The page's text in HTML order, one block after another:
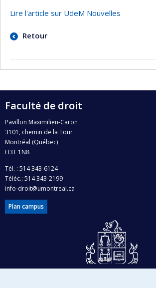
Lire l'article sur UdeM Nouvelles
Retour
Faculté de droit
Pavillon Maximilien-Caron
3101, chemin de la Tour
Montréal (Québec)
H3T 1N8
Tél. : 514 343-6124
Téléc.: 514 343-2199
info-droit@umontreal.ca
Plan campus